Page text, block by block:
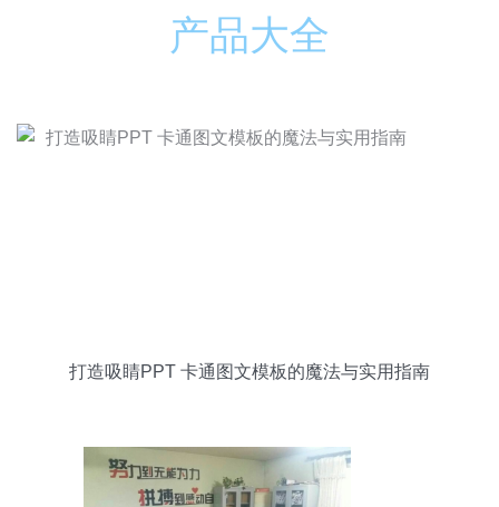
产品大全
打造吸睛PPT 卡通图文模板的魔法与实用指南